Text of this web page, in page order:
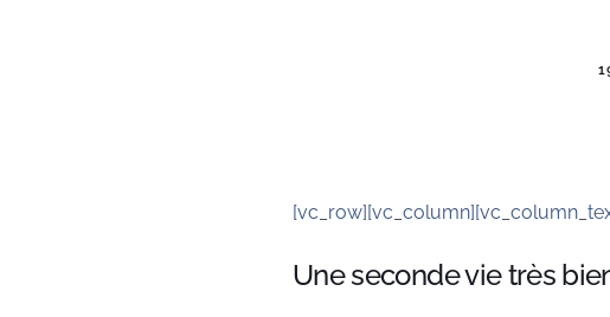
Une seconde vie très